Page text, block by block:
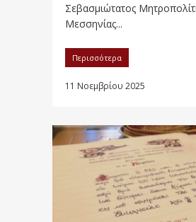
Σεβασμιώτατος
Μεσσηνίας...
Περισσότερα
11 Νοεμβρίου 2025